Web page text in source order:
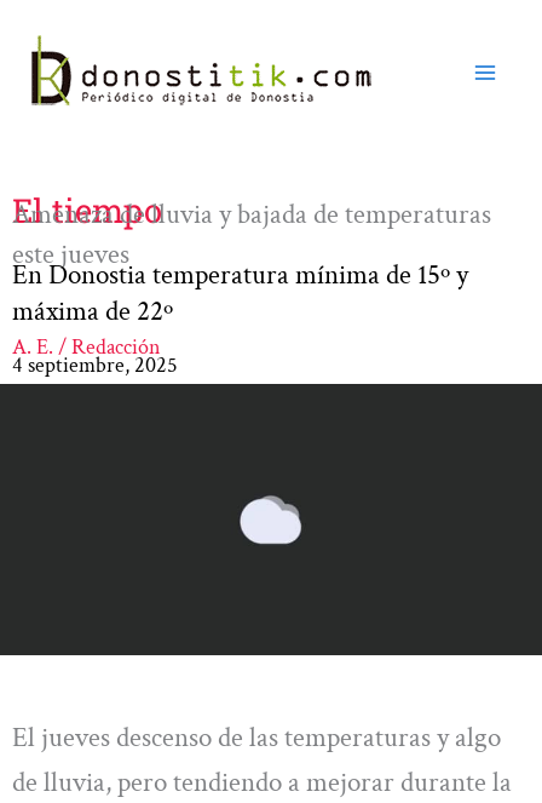
contenido
El tiempo
Amenaza de lluvia y bajada de temperaturas
este jueves
En Donostia temperatura mínima de 15º y
máxima de 22º
A. E. / Redacción
4 septiembre, 2025
El jueves descenso de las temperaturas y algo
de lluvia, pero tendiendo a mejorar durante la